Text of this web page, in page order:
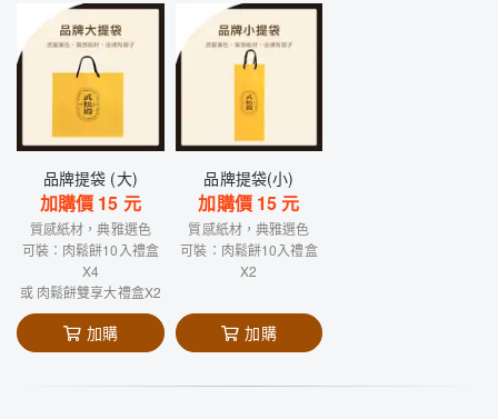
品牌提袋 (大)
加購價 15 元
質感紙材，典雅選色
可裝：肉鬆餅10入禮盒
X4
或 肉鬆餅雙享大禮盒X2
加購
品牌提袋(小)
加購價 15 元
質感紙材，典雅選色
可裝：肉鬆餅10入禮盒
X2
加購